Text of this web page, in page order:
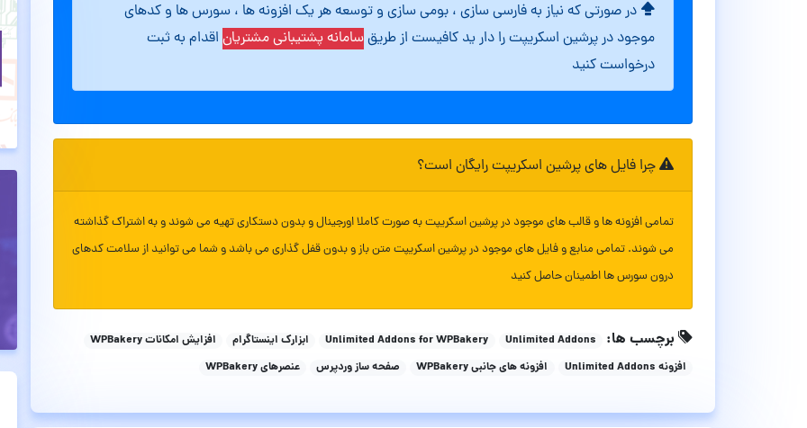
در صورتی که نیاز به فارسی سازی ، بومی سازی و توسعه هر یک افزونه ها ، سورس ها و کدهای
موجود در پرشین اسکریپت را دار ید کافیست از طریقسامانه پشتیبانی مشتریان اقدام به ثبت
درخواست کنید
چرا فایل های پرشین اسکریپت رایگان است؟
تمامی افزونه ها و قالب های موجود در پرشین اسکریپت به صورت کاملا اورجینال و بدون دستکاری تهیه می شوند و به اشتراک گذاشته
می شوند. تمامی منابع و فایل های موجود در پرشین اسکریپت متن باز و بدون قفل گذاری می باشد و شما می توانید از سلامت کدهای
درون سورس ها اطمینان حاصل کنید
برچسب ها: Unlimited Addons
Unlimited Addons for WPBakery ابزارک اینستاگرام
افزایش امکانات WPBakery
افزونه Unlimited Addons
افزونه های جانبی WPBakery صفحه ساز وردپرس عنصرهای WPBakery